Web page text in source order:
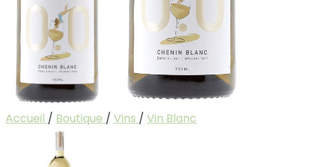
Accueil / Boutique / Vins / Vin Blanc